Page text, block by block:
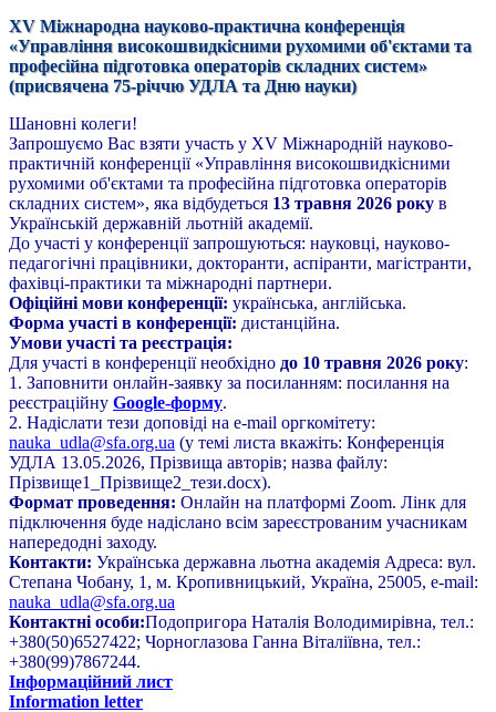
XV Міжнародна науково-практична конференція
«Управління високошвидкісними рухомими об'єктами та
професійна підготовка операторів складних систем»
(присвячена 75-річчю УДЛА та Дню науки)
Шановні колеги!
Запрошуємо Вас взяти участь у XV Міжнародній науково-
практичній конференції «Управління високошвидкісними
рухомими об'єктами та професійна підготовка операторів
складних систем», яка відбудеться 13 травня 2026 року в
Українській державній льотній академії.
До участі у конференції запрошуються: науковці, науково-
педагогічні працівники, докторанти, аспіранти, магістранти,
фахівці-практики та міжнародні партнери.
Офіційні мови конференції: українська, англійська.
Форма участі в конференції: дистанційна.
Умови участі та реєстрація:
Для участі в конференції необхідно до 10 травня 2026 року:
1. Заповнити онлайн-заявку за посиланням: посилання на
реєстраційну Google-форму.
2. Надіслати тези доповіді на e-mail оргкомітету:
nauka_udla@sfa.org.ua (у темі листа вкажіть: Конференція
УДЛА 13.05.2026, Прізвища авторів; назва файлу:
Прізвище1_Прізвище2_тези.docx).
Формат проведення: Онлайн на платформі Zoom. Лінк для
підключення буде надіслано всім зареєстрованим учасникам
напередодні заходу.
Контакти: Українська державна льотна академія Адреса: вул.
Степана Чобану, 1, м. Кропивницький, Україна, 25005, e-mail:
nauka_udla@sfa.org.ua
Контактні особи:Подопригора Наталія Володимирівна, тел.:
+380(50)6527422; Чорноглазова Ганна Віталіївна, тел.:
+380(99)7867244.
Інформаційний лист
Information letter